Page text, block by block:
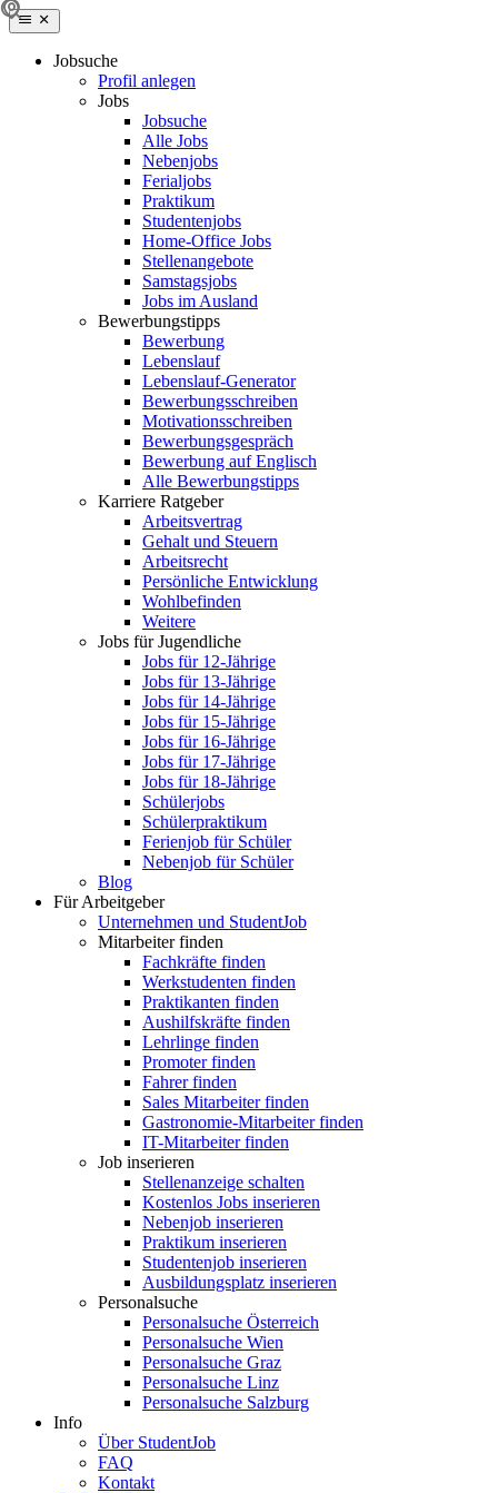
Jobsuche
Profil anlegen
Jobs
Jobsuche
Alle Jobs
Nebenjobs
Ferialjobs
Praktikum
Studentenjobs
Home-Office Jobs
Stellenangebote
Samstagsjobs
Jobs im Ausland
Bewerbungstipps
Bewerbung
Lebenslauf
Lebenslauf-Generator
Bewerbungsschreiben
Motivationsschreiben
Bewerbungsgespräch
Bewerbung auf Englisch
Alle Bewerbungstipps
Karriere Ratgeber
Arbeitsvertrag
Gehalt und Steuern
Arbeitsrecht
Persönliche Entwicklung
Wohlbefinden
Weitere
Jobs für Jugendliche
Jobs für 12-Jährige
Jobs für 13-Jährige
Jobs für 14-Jährige
Jobs für 15-Jährige
Jobs für 16-Jährige
Jobs für 17-Jährige
Jobs für 18-Jährige
Schülerjobs
Schülerpraktikum
Ferienjob für Schüler
Nebenjob für Schüler
Blog
Für Arbeitgeber
Unternehmen und StudentJob
Mitarbeiter finden
Fachkräfte finden
Werkstudenten finden
Praktikanten finden
Aushilfskräfte finden
Lehrlinge finden
Promoter finden
Fahrer finden
Sales Mitarbeiter finden
Gastronomie-Mitarbeiter finden
IT-Mitarbeiter finden
Job inserieren
Stellenanzeige schalten
Kostenlos Jobs inserieren
Nebenjob inserieren
Praktikum inserieren
Studentenjob inserieren
Ausbildungsplatz inserieren
Personalsuche
Personalsuche Österreich
Personalsuche Wien
Personalsuche Graz
Personalsuche Linz
Personalsuche Salzburg
Info
Über StudentJob
FAQ
Kontakt